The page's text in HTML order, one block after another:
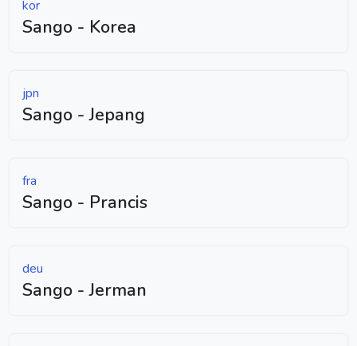
kor
Sango - Korea
jpn
Sango - Jepang
fra
Sango - Prancis
deu
Sango - Jerman